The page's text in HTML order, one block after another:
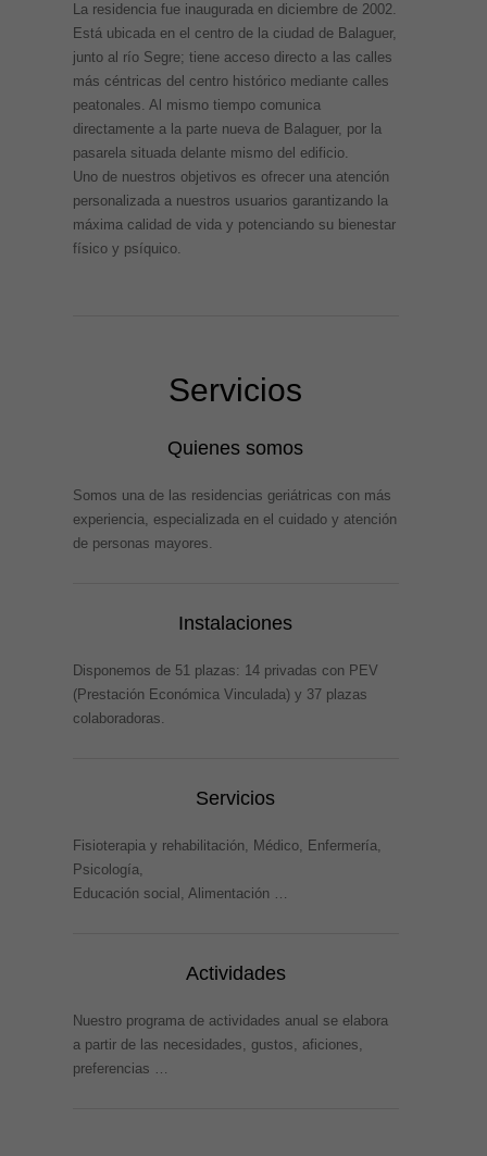
La residencia fue inaugurada en diciembre de 2002.
Está ubicada en el centro de la ciudad de Balaguer,
junto al río Segre; tiene acceso directo a las calles
más céntricas del centro histórico mediante calles
peatonales. Al mismo tiempo comunica
directamente a la parte nueva de Balaguer, por la
pasarela situada delante mismo del edificio.
Uno de nuestros objetivos es ofrecer una atención
personalizada a nuestros usuarios garantizando la
máxima calidad de vida y potenciando su bienestar
físico y psíquico.
Servicios
Quienes somos
Somos una de las residencias geriátricas con más
experiencia, especializada en el cuidado y atención
de personas mayores.
Instalaciones
Disponemos de 51 plazas: 14 privadas con PEV
(Prestación Económica Vinculada) y 37 plazas
colaboradoras.
Servicios
Fisioterapia y rehabilitación, Médico, Enfermería,
Psicología,
Educación social, Alimentación …
Actividades
Nuestro programa de actividades anual se elabora
a partir de las necesidades, gustos, aficiones,
preferencias …